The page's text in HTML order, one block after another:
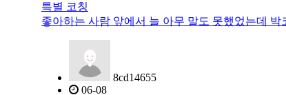
특별 코칭
좋아하는 사람 앞에서 늘 아무 말도 못했었는데
8cd14655
06-08